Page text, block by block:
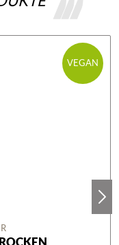
VEGAN